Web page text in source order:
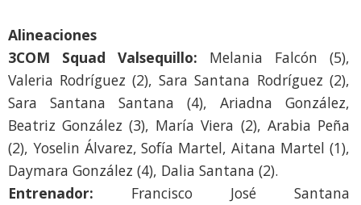
Alineaciones
3COM Squad Valsequillo: Melania Falcón (5),
Valeria Rodríguez (2), Sara Santana Rodríguez (2),
Sara Santana Santana (4), Ariadna González,
Beatriz González (3), María Viera (2), Arabia Peña
(2), Yoselin Álvarez, Sofía Martel, Aitana Martel (1),
Daymara González (4), Dalia Santana (2).
Entrenador: Francisco José Santana